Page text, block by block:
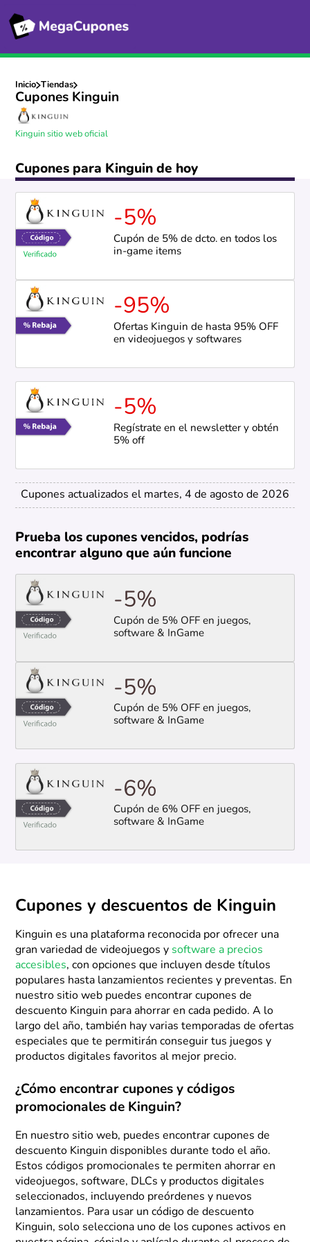
Inicio Tiendas
Cupones Kinguin
Kinguin sitio web oficial
Cupones para Kinguin de hoy
-5%
Cupón de 5% de dcto. en todos los
in-game items
-95%
Ofertas Kinguin de hasta 95% OFF
en videojuegos y softwares
-5%
Regístrate en el newsletter y obtén
5% off
Cupones actualizados el martes, 4 de agosto de 2026
Prueba los cupones vencidos, podrías
encontrar alguno que aún funcione
-5%
Cupón de 5% OFF en juegos,
software & InGame
-5%
Cupón de 5% OFF en juegos,
software & InGame
-6%
Cupón de 6% OFF en juegos,
software & InGame
Cupones y descuentos de Kinguin
Kinguin es una plataforma reconocida por ofrecer una
gran variedad de videojuegos y software a precios
accesibles, con opciones que incluyen desde títulos
populares hasta lanzamientos recientes y preventas. En
nuestro sitio web puedes encontrar cupones de
descuento Kinguin para ahorrar en cada pedido. A lo
largo del año, también hay varias temporadas de ofertas
especiales que te permitirán conseguir tus juegos y
productos digitales favoritos al mejor precio.
¿Cómo encontrar cupones y códigos
promocionales de Kinguin?
En nuestro sitio web, puedes encontrar cupones de
descuento Kinguin disponibles durante todo el año.
Estos códigos promocionales te permiten ahorrar en
videojuegos, software, DLCs y productos digitales
seleccionados, incluyendo preórdenes y nuevos
lanzamientos. Para usar un código de descuento
Kinguin, solo selecciona uno de los cupones activos en